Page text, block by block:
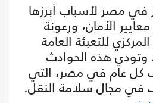
في مصر لأسباب أبرزها
الأمان، ورعونة
للتعبئة العامة
هذه الحوادث
كل عام في مصر، التي
مجال سلامة النقل.